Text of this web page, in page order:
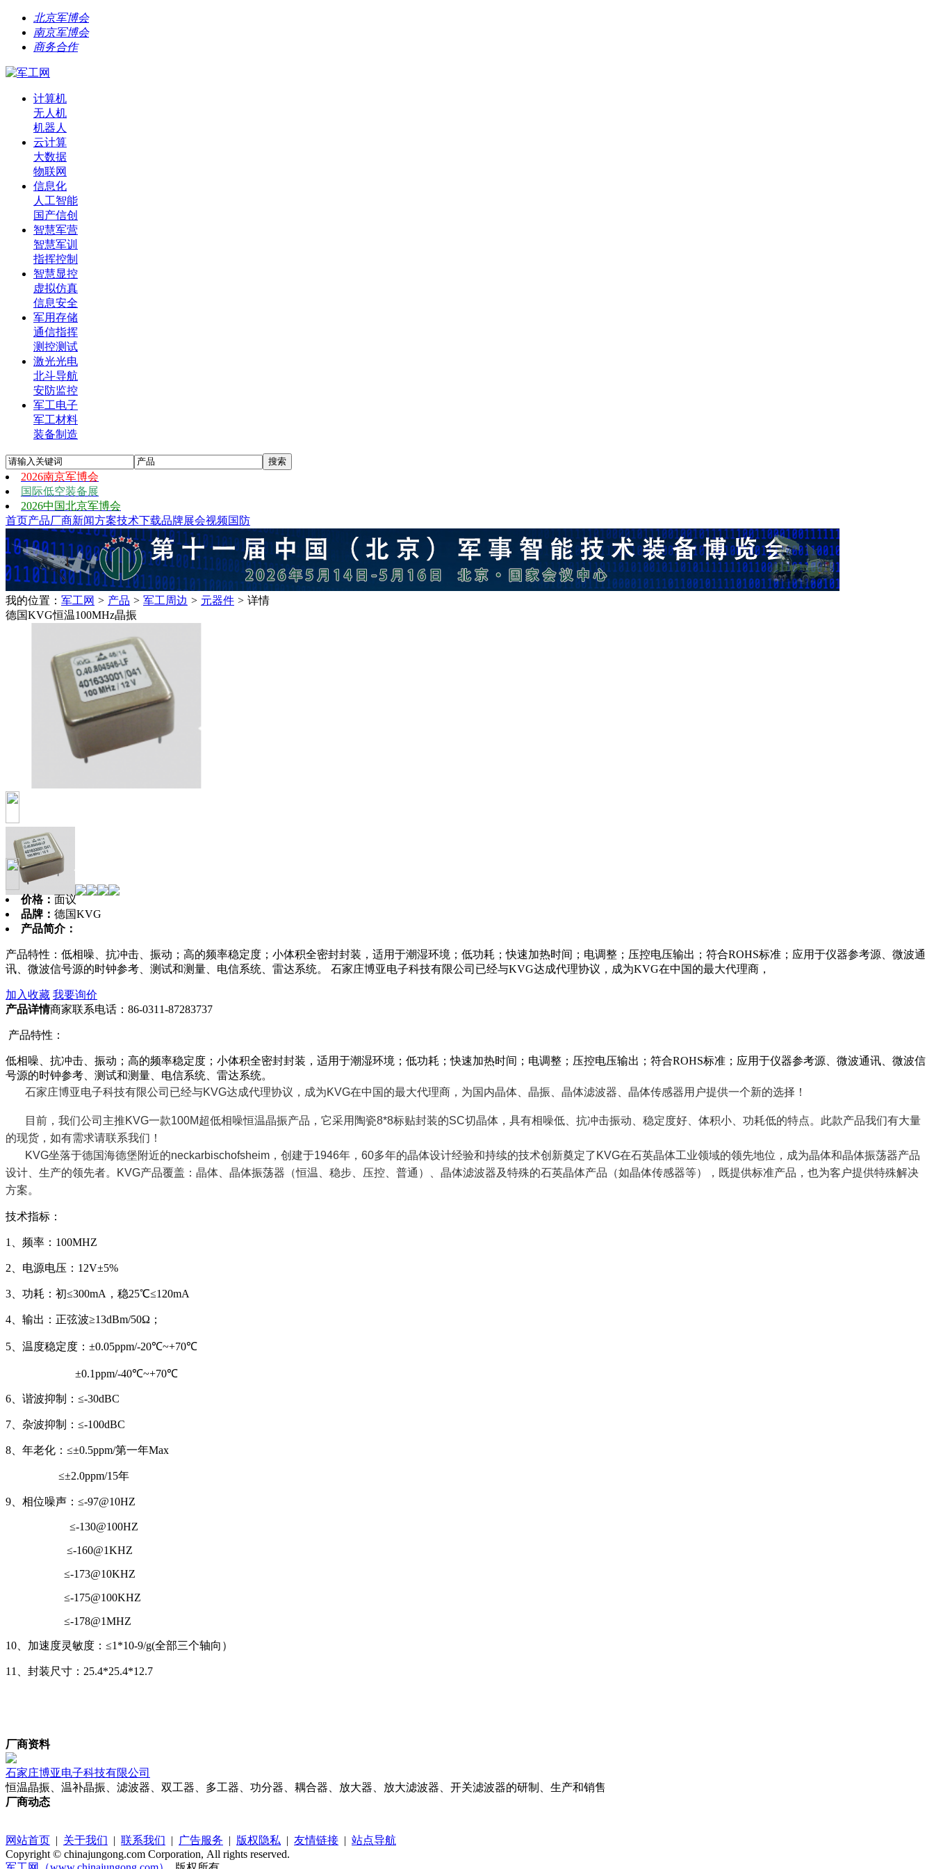
北京军博会
南京军博会
商务合作
计算机
无人机
机器人
云计算
大数据
物联网
信息化
人工智能
国产信创
智慧军营
智慧军训
指挥控制
智慧显控
虚拟仿真
信息安全
军用存储
通信指挥
测控测试
激光光电
北斗导航
安防监控
军工电子
军工材料
装备制造
2026南京军博会
国际低空装备展
2026中国北京军博会
首页产品厂商新闻方案技术下载品牌展会视频国防
我的位置： 军工网 > 产品 > 军工周边 > 元器件 > 详情
德国KVG恒温100MHz晶振
价格： 面议
品牌： 德国KVG
产品简介：
产品特性：低相噪、抗冲击、振动；高的频率稳定度；小体积全密封封装，适用于潮湿环境；低功耗；快速加热时间；电调整；压控电压输出；符合ROHS标准；应用于仪器参考源、微波通
讯、微波信号源的时钟参考、测试和测量、电信系统、雷达系统。 石家庄博亚电子科技有限公司已经与KVG达成代理协议，成为KVG在中国的最大代理商，
加入收藏 我要询价
产品详情商家联系电话：86-0311-87283737
产品特性：
低相噪、抗冲击、振动；高的频率稳定度；小体积全密封封装，适用于潮湿环境；低功耗；快速加热时间；电调整；压控电压输出；符合ROHS标准；应用于仪器参考源、微波通讯、微波信
号源的时钟参考、测试和测量、电信系统、雷达系统。
石家庄博亚电子科技有限公司已经与KVG达成代理协议，成为KVG在中国的最大代理商，为国内晶体、晶振、晶体滤波器、晶体传感器用户提供一个新的选择！
目前，我们公司主推KVG一款100M超低相噪恒温晶振产品，它采用陶瓷8*8标贴封装的SC切晶体，具有相噪低、抗冲击振动、稳定度好、体积小、功耗低的特点。此款产品我们有大量
的现货，如有需求请联系我们！
KVG坐落于德国海德堡附近的neckarbischofsheim，创建于1946年，60多年的晶体设计经验和持续的技术创新奠定了KVG在石英晶体工业领域的领先地位，成为晶体和晶体振荡器产品
设计、生产的领先者。KVG产品覆盖：晶体、晶体振荡器（恒温、稳步、压控、普通）、晶体滤波器及特殊的石英晶体产品（如晶体传感器等），既提供标准产品，也为客户提供特殊解决
方案。
技术指标：
1、频率：100MHZ
2、电源电压：12V±5%
3、功耗：初≤300mA，稳25℃≤120mA
4、输出：正弦波≥13dBm/50Ω；
5、温度稳定度：±0.05ppm/-20℃~+70℃
±0.1ppm/-40℃~+70℃
6、谐波抑制：≤-30dBC
7、杂波抑制：≤-100dBC
8、年老化：≤±0.5ppm/第一年Max
≤±2.0ppm/15年
9、相位噪声：≤-97@10HZ
≤-130@100HZ
≤-160@1KHZ
≤-173@10KHZ
≤-175@100KHZ
≤-178@1MHZ
10、加速度灵敏度：≤1*10-9/g(全部三个轴向）
11、封装尺寸：25.4*25.4*12.7
厂商资料
石家庄博亚电子科技有限公司
恒温晶振、温补晶振、滤波器、双工器、多工器、功分器、耦合器、放大器、放大滤波器、开关滤波器的研制、生产和销售
厂商动态
网站首页 | 关于我们 | 联系我们 | 广告服务 | 版权隐私 | 友情链接 | 站点导航
Copyright © chinajungong.com Corporation, All rights reserved.